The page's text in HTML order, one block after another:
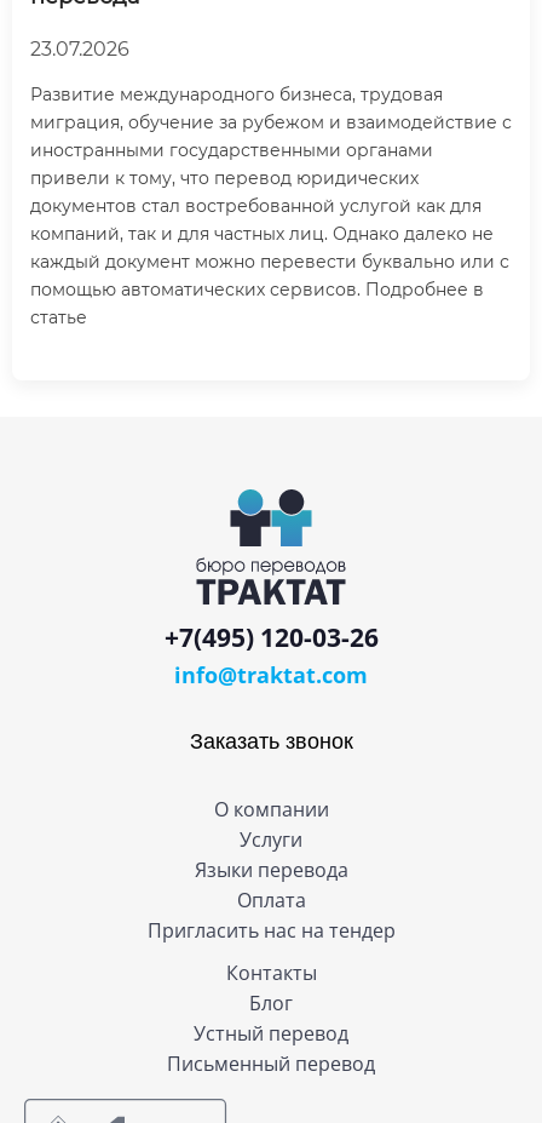
23.07.2026
Развитие международного бизнеса, трудовая
миграция, обучение за рубежом и взаимодействие с
иностранными государственными органами
привели к тому, что перевод юридических
документов стал востребованной услугой как для
компаний, так и для частных лиц. Однако далеко не
каждый документ можно перевести буквально или с
помощью автоматических сервисов. Подробнее в
статье
Заказать звонок
О компании
Услуги
Языки перевода
Оплата
Пригласить нас на тендер
Контакты
Блог
Устный перевод
Письменный перевод
+7(495) 120-03-26
info@traktat.com